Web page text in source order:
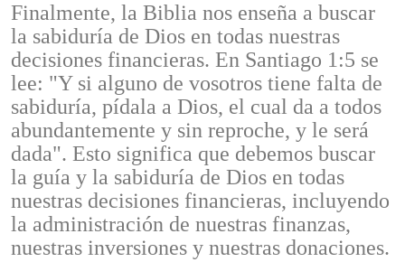
Finalmente, la Biblia nos enseña a buscar
la sabiduría de Dios en todas nuestras
decisiones financieras. En Santiago 1:5 se
lee: "Y si alguno de vosotros tiene falta de
sabiduría, pídala a Dios, el cual da a todos
abundantemente y sin reproche, y le será
dada". Esto significa que debemos buscar
la guía y la sabiduría de Dios en todas
nuestras decisiones financieras, incluyendo
la administración de nuestras finanzas,
nuestras inversiones y nuestras donaciones.